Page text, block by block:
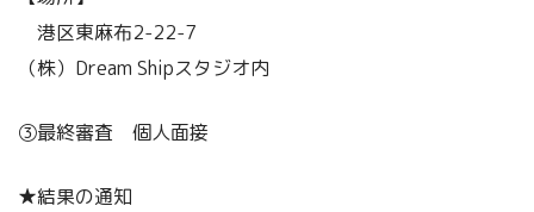
港区東麻布2-22-7
（株）Dream Shipスタジオ内
③最終審査 個人面接
★結果の通知